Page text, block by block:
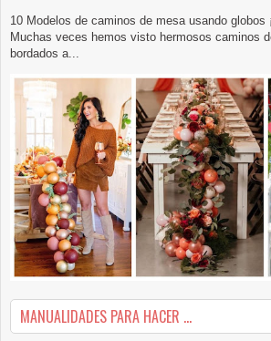
10 Modelos de caminos de mesa usando globos
Muchas veces hemos visto hermosos caminos
bordados a...
MANUALIDADES PARA HACER ...